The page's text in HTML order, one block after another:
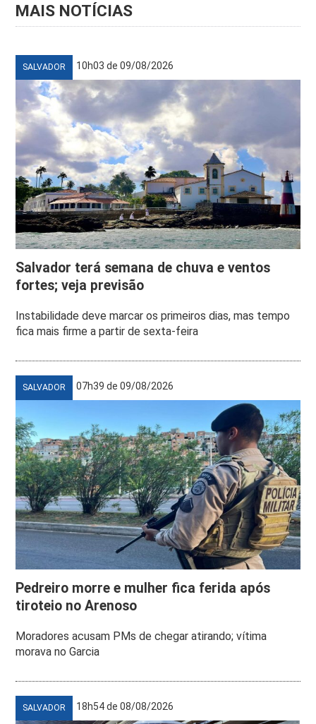
MAIS NOTÍCIAS
SALVADOR 10h03 de 09/08/2026
Salvador terá semana de chuva e ventos
fortes; veja previsão
Instabilidade deve marcar os primeiros dias, mas tempo
fica mais firme a partir de sexta-feira
SALVADOR 07h39 de 09/08/2026
Pedreiro morre e mulher fica ferida após
tiroteio no Arenoso
Moradores acusam PMs de chegar atirando; vítima
morava no Garcia
SALVADOR 18h54 de 08/08/2026